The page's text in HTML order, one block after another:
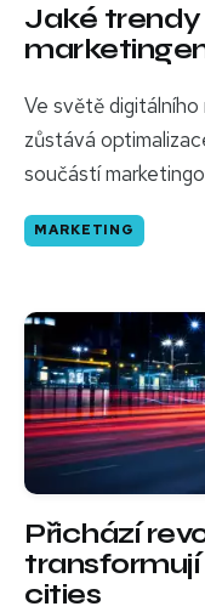
Jaké trendy
Ve světě
zůstává
součástí
MARKETING
Přichází
cities